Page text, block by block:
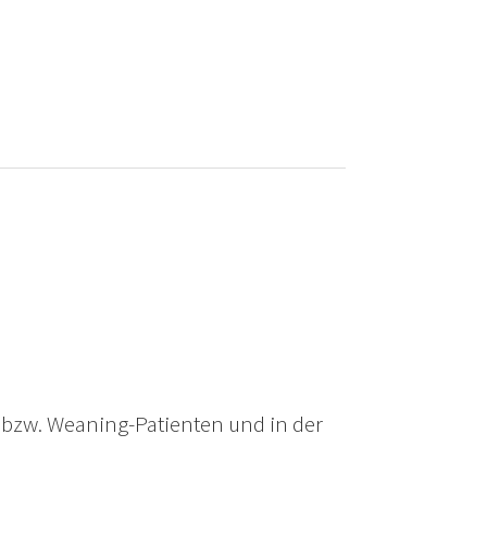
Weaning-Patienten und in der